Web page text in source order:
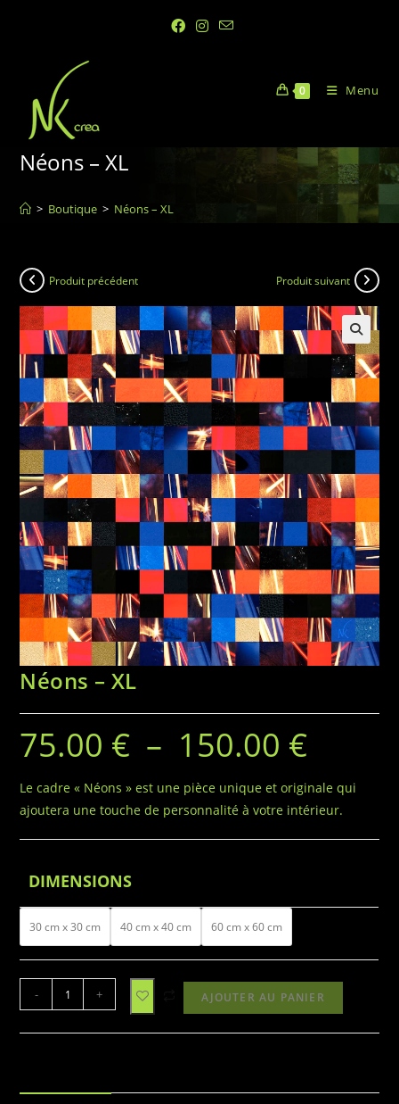
0 Menu
Néons – XL
> Boutique > Néons – XL
Produit précédent Produit suivant
Néons – XL
75.00 € – 150.00 €
Le cadre « Néons » est une pièce unique et originale qui
ajoutera une touche de personnalité à votre intérieur.
DIMENSIONS
30 cm x 30 cm 40 cm x 40 cm 60 cm x 60 cm
- + AJOUTER AU PANIER